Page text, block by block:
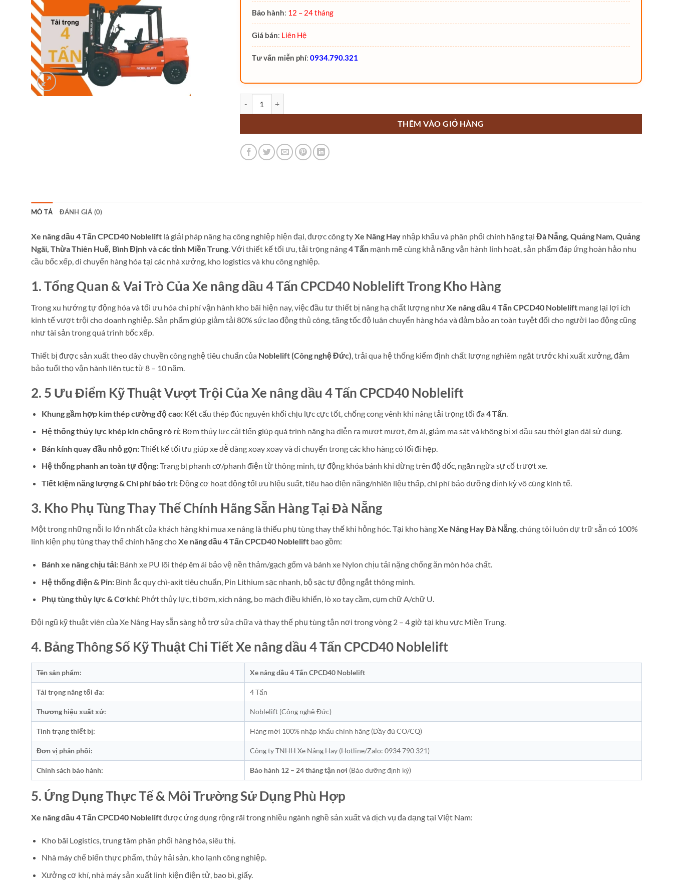
Bảo hành: 12 – 24 tháng
Giá bán: Liên Hệ
Tư vấn miễn phí: 0934.790.321
THÊM VÀO GIỎ HÀNG
MÔ TẢ ĐÁNH GIÁ (0)
Xe nâng dầu 4 Tấn CPCD40 Noblelift là giải pháp nâng hạ công nghiệp hiện đại, được công tyXe Nâng Hay nhập khẩu và phân phối chính hãng tại Đà Nẵng, Quảng Nam, Quảng
Ngãi, Thừa Thiên Huế, Bình Định và các tỉnh Miền Trung. Với thiết kế tối ưu, tải trọng nâng4 Tấn mạnh mẽ cùng khả năng vận hành linh hoạt, sản phẩm đáp ứng hoàn hảo nhu
cầu bốc xếp, di chuyển hàng hóa tại các nhà xưởng, kho logistics và khu công nghiệp.
1. Tổng Quan & Vai Trò Của Xe nâng dầu 4 Tấn CPCD40 Noblelift Trong Kho Hàng
Trong xu hướng tự động hóa và tối ưu hóa chi phí vận hành kho bãi hiện nay, việc đầu tư thiết bị nâng hạ chất lượng nhưXe nâng dầu 4 Tấn CPCD40 Noblelift mang lại lợi ích
kinh tế vượt trội cho doanh nghiệp. Sản phẩm giúp giảm tải 80% sức lao động thủ công, tăng tốc độ luân chuyển hàng hóa và đảm bảo an toàn tuyệt đối cho người lao động cũng
như tài sản trong quá trình bốc xếp.
Thiết bị được sản xuất theo dây chuyền công nghệ tiêu chuẩn của Noblelift (Công nghệ Đức), trải qua hệ thống kiểm định chất lượng nghiêm ngặt trước khi xuất xưởng, đảm
bảo tuổi thọ vận hành liên tục từ 8 – 10 năm.
2. 5 Ưu Điểm Kỹ Thuật Vượt Trội Của Xe nâng dầu 4 Tấn CPCD40 Noblelift
Khung gầm hợp kim thép cường độ cao:Kết cấu thép đúc nguyên khối chịu lực cực tốt, chống cong vênh khi nâng tải trọng tối đa 4 Tấn.
Hệ thống thủy lực khép kín chống rò rỉ:Bơm thủy lực cải tiến giúp quá trình nâng hạ diễn ra mượt mượt, êm ái, giảm ma sát và không bị xì dầu sau thời gian dài sử dụng.
Bán kính quay đầu nhỏ gọn:Thiết kế tối ưu giúp xe dễ dàng xoay xoay và di chuyển trong các kho hàng có lối đi hẹp.
Hệ thống phanh an toàn tự động:Trang bị phanh cơ/phanh điện từ thông minh, tự động khóa bánh khi dừng trên độ dốc, ngăn ngừa sự cố trượt xe.
Tiết kiệm năng lượng & Chi phí bảo trì:Động cơ hoạt động tối ưu hiệu suất, tiêu hao điện năng/nhiên liệu thấp, chi phí bảo dưỡng định kỳ vô cùng kinh tế.
3. Kho Phụ Tùng Thay Thế Chính Hãng Sẵn Hàng Tại Đà Nẵng
Một trong những nỗi lo lớn nhất của khách hàng khi mua xe nâng là thiếu phụ tùng thay thế khi hỏng hóc. Tại kho hàngXe Nâng Hay Đà Nẵng, chúng tôi luôn dự trữ sẵn có 100%
linh kiện phụ tùng thay thế chính hãng choXe nâng dầu 4 Tấn CPCD40 Noblelift bao gồm:
Bánh xe nâng chịu tải:Bánh xe PU lõi thép êm ái bảo vệ nền thảm/gạch gốm và bánh xe Nylon chịu tải nặng chống ăn mòn hóa chất.
Hệ thống điện & Pin:Bình ắc quy chì-axit tiêu chuẩn, Pin Lithium sạc nhanh, bộ sạc tự động ngắt thông minh.
Phụ tùng thủy lực & Cơ khí:Phớt thủy lực, ti bơm, xích nâng, bo mạch điều khiển, lò xo tay cầm, cụm chữ A/chữ U.
Đội ngũ kỹ thuật viên của Xe Nâng Hay sẵn sàng hỗ trợ sửa chữa và thay thế phụ tùng tận nơi trong vòng 2 – 4 giờ tại khu vực Miền Trung.
4. Bảng Thông Số Kỹ Thuật Chi Tiết Xe nâng dầu 4 Tấn CPCD40 Noblelift
Tên sản phẩm: Xe nâng dầu 4 Tấn CPCD40 Noblelift
Tải trọng nâng tối đa: 4 Tấn
Thương hiệu xuất xứ: Noblelift (Công nghệ Đức)
Tình trạng thiết bị: Hàng mới 100% nhập khẩu chính hãng (Đầy đủ CO/CQ)
Đơn vị phân phối: Công ty TNHH Xe Nâng Hay (Hotline/Zalo: 0934 790 321)
Chính sách bảo hành: Bảo hành 12 – 24 tháng tận nơi (Bảo dưỡng định kỳ)
5. Ứng Dụng Thực Tế & Môi Trường Sử Dụng Phù Hợp
Xe nâng dầu 4 Tấn CPCD40 Nobleliftđược ứng dụng rộng rãi trong nhiều ngành nghề sản xuất và dịch vụ đa dạng tại Việt Nam:
Kho bãi Logistics, trung tâm phân phối hàng hóa, siêu thị.
Nhà máy chế biến thực phẩm, thủy hải sản, kho lạnh công nghiệp.
Xưởng cơ khí, nhà máy sản xuất linh kiện điện tử, bao bì, giấy.